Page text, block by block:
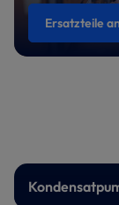
Ersatzteile